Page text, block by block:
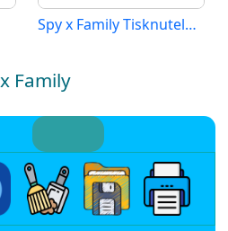
Spy x Family Tisknutelné pro Děti
Family